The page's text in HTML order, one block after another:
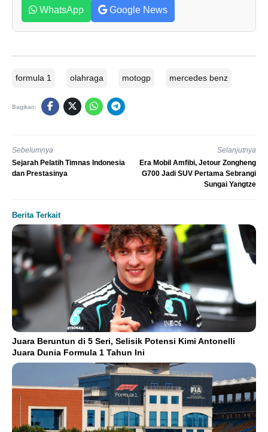
WhatsApp Google News
formula 1 olahraga motogp mercedes benz
Bagikan:
Sebelumnya
Sejarah Pelatih Timnas Indonesia
dan Prestasinya
Selanjutnya
Era Mobil Amfibi, Jetour Zongheng
G700 Jadi SUV Pertama Sebrangi
Sungai Yangtze
Berita Terkait
Juara Beruntun di 5 Seri, Selisik Potensi Kimi Antonelli
Juara Dunia Formula 1 Tahun Ini